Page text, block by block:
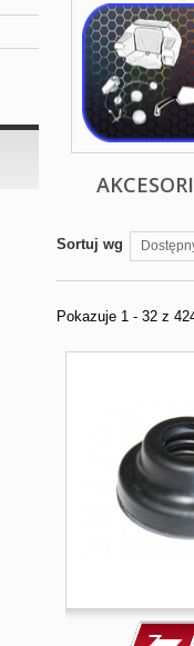
Sortuj wg
Pokazuje 1 - 32 z